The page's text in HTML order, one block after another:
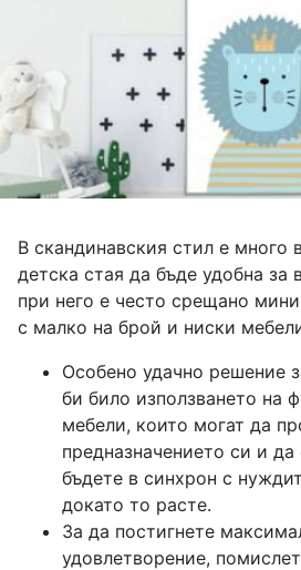
В скандинавския стил е много
детска стая да бъде удобна за
при него е често срещано
с малко на брой и ниски
Особено удачно решение
би било използването на
мебели, които могат да
предназначението си и да
бъдете в синхрон с
докато то расте.
За да постигнете
удовлетворение,